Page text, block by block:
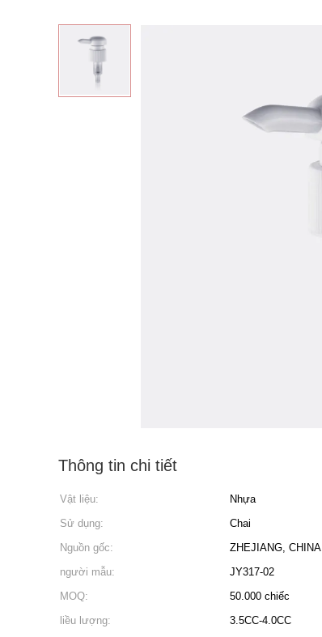
Thông tin chi tiết
Vật liệu: Nhựa
Sử dụng:
Chai
Nguồn gốc:
ZHEJIANG, CHINA
người mẫu:
JY317-02
MOQ:
50.000 chiếc
liều lượng:
3.5CC-4.0CC